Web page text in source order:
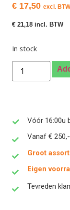
€ 17,50 excl. BTW
€ 21,18 incl. BTW
In stock
Vóór 16:00u
Vanaf € 250,-
Groot
Eigen
Tevreden